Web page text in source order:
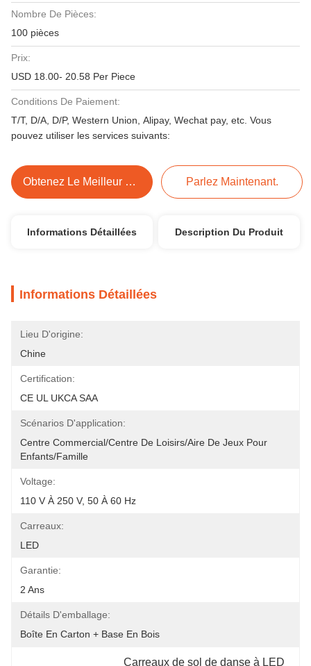
Nombre De Pièces:
100 pièces
Prix:
USD 18.00- 20.58 Per Piece
Conditions De Paiement:
T/T, D/A, D/P, Western Union, Alipay, Wechat pay, etc. Vous
pouvez utiliser les services suivants:
Obtenez Le Meilleur Prix Parlez Maintenant.
Informations Détaillées Description Du Produit
Informations Détaillées
Lieu D'origine:
Chine
Certification:
CE UL UKCA SAA
Scénarios D'application:
Centre Commercial/centre De Loisirs/aire De Jeux Pour
Enfants/famille
Voltage:
110 V À 250 V, 50 À 60 Hz
Carreaux:
LED
Garantie:
2 Ans
Détails D'emballage:
Boîte En Carton + Base En Bois
Carreaux de sol de danse à LED